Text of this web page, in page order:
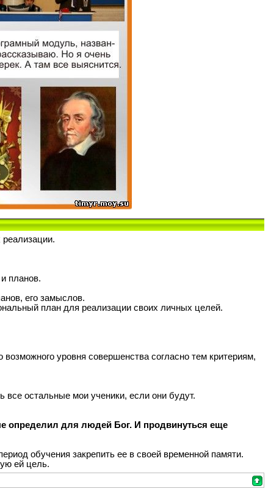
планов.
его замыслов.
план для реализации своих личных целей.
уровня совершенства согласно тем критериям,
остальные мои ученики, если они будут.
определил для людей Бог. И продвинуться еще
обучения закрепить ее в своей временной памяти.
ей цель.